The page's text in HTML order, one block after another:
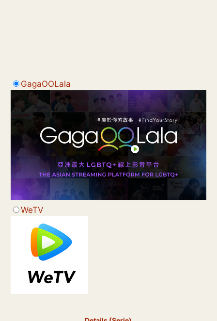
GagaOOLala
WeTV